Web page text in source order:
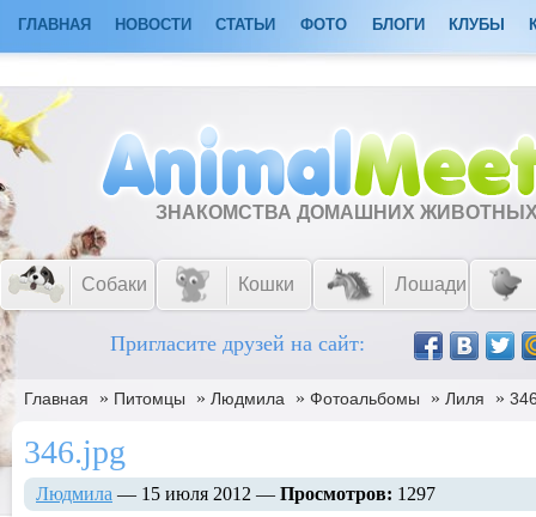
ГЛАВНАЯ НОВОСТИ СТАТЬИ ФОТО БЛОГИ КЛУБЫ
ЗНАКОМСТВА ДОМАШНИХ
Собаки Кошки Лошади
Пригласите друзей на сайт:
Главная » Питомцы » Людмила » Фотоальбомы » Лиля »
346.jpg
Людмила — 15 июля 2012 — Просмотров: 1297